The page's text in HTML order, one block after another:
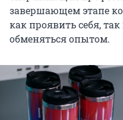
завершающем этапе
как проявить себя,
обменяться опытом.